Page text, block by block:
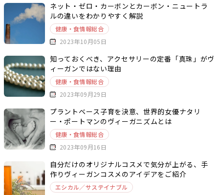
ネット・ゼロ・カーボンとカーボン・ニュートラ
ルの違いをわかりやすく解説
健康・食情報総合
2023年10月05日
知っておくべき、アクセサリーの定番「真珠」がヴ
ィーガンではない理由
健康・食情報総合
2023年09月29日
プラントベース子育を決意、世界的女優ナタリ
ー・ポートマンのヴィーガニズムとは
健康・食情報総合
2023年09月16日
自分だけのオリジナルコスメで気分が上がる、手
作りヴィーガンコスメのアイデアをご紹介
エシカル／サステイナブル